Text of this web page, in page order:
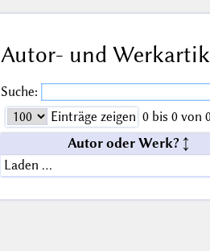
Autor- und
Suche:
Einträge zeigen 0 bis 0 von
Autor oder Werk?
Laden …